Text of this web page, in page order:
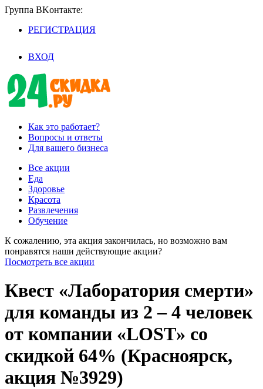
Группа BKoнтaктe:
РЕГИСТРАЦИЯ
ВХОД
Как это работает?
Вопросы и ответы
Для вашего бизнеса
Все акции
Еда
Здоровье
Красота
Развлечения
Обучение
К сожалению, эта акция закончилась, но возможно вам
понравятся наши действующие акции?
Посмотреть все акции
Квест «Лаборатория смерти»
для команды из 2 – 4 человек
от компании «LOST» со
скидкой 64% (Красноярск,
акция №3929)